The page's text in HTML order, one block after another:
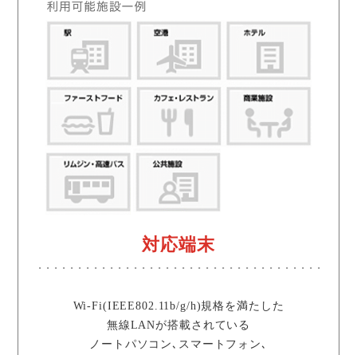
対応端末
Wi-Fi(IEEE802.11b/g/h)規格を満たした
無線LANが搭載されている
ノートパソコン､スマートフォン､